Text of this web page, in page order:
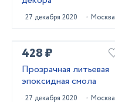
27 декабря 2020 Москва
428 ₽
Прозрачная литьевая
эпоксидная смола
27 декабря 2020 Москва